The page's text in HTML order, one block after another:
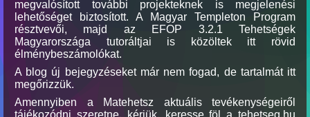
megvalósított további projekteknek is megjelenési
lehetőséget biztosított. A Magyar Templeton Program
résztvevői, majd az EFOP 3.2.1 Tehetségek
Magyarországa tutoráltjai is közöltek itt rövid
élménybeszámolókat.
A blog új bejegyzéseket már nem fogad, de tartalmát itt
megőrizzük.
Amennyiben a Matehetsz aktuális tevékenységeiről
tájékozódni szeretne, kérjük, keresse föl a tehetseg.hu